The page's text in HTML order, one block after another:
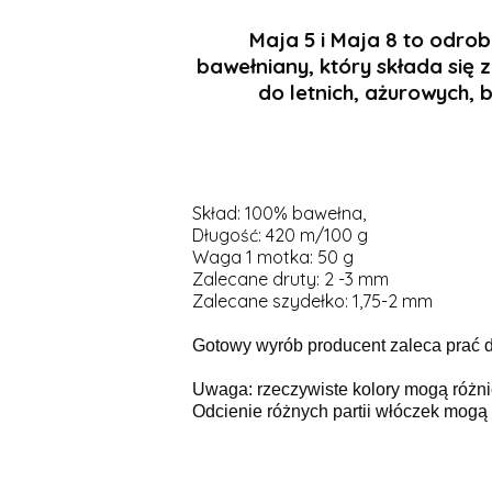
Maja 5 i Maja 8 to
bawełniany, który składa
do letnich, ażurowych,
Skład: 100% bawełna,
Długość: 420 m/100 g
Waga 1 motka: 50 g
Zalecane druty: 2 -3 mm
Zalecane szydełko: 1,75-2 mm
Gotowy wyrób producent zaleca prać
Uwaga: rzeczywiste kolory mogą
Odcienie różnych partii włóczek